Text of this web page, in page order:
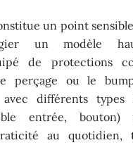
un point
un modèle
de protections
perçage ou le
avec différents types
entrée, bouton)
au quotidien,